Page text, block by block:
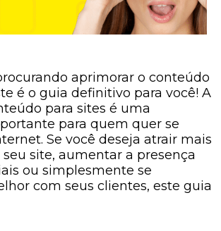
aprimorar o conteúdo
é o guia definitivo para você! A
para sites é uma
para quem quer se
Se você deseja atrair mais
site, aumentar a presença
ou simplesmente se
com seus clientes, este guia